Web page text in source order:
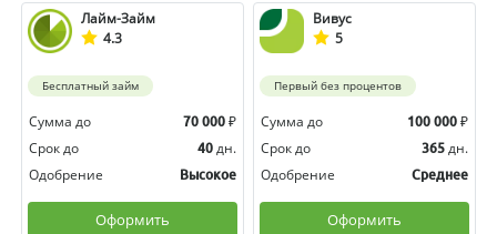
Лайм-Займ
4.3
Бесплатный займ
Сумма до 70 000 ₽
Срок до
40 дн.
Одобрение
Высокое
Оформить
Вивус
5
Первый без процентов
Сумма до 100 000 ₽
Срок до
365 дн.
Одобрение
Среднее
Оформить